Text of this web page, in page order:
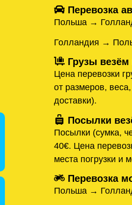
Перевозка
Польша →
Голландия →
Грузы
Цена перевозки
от размеров,
доставки).
Посылки
Посылки (сумка,
40€. Цена
места погрузки и
Перевозка
Польша →